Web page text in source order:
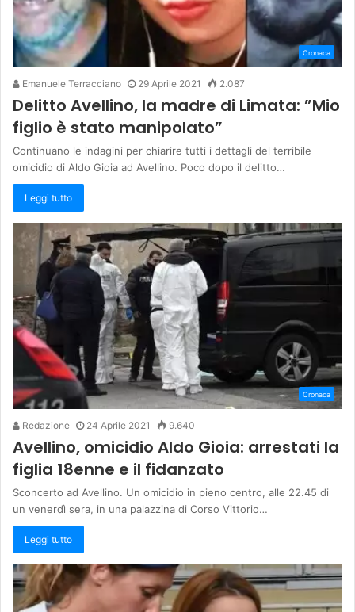
Cronaca
Emanuele Terracciano 29 Aprile 2021 2.087
Delitto Avellino, la madre di Limata: ”Mio
figlio è stato manipolato”
Continuano le indagini per chiarire tutti i dettagli del terribile
omicidio di Aldo Gioia ad Avellino. Poco dopo il delitto…
Leggi tutto
Cronaca
Redazione 24 Aprile 2021 9.640
Avellino, omicidio Aldo Gioia: arrestati la
figlia 18enne e il fidanzato
Sconcerto ad Avellino. Un omicidio in pieno centro, alle 22.45 di
un venerdì sera, in una palazzina di Corso Vittorio…
Leggi tutto